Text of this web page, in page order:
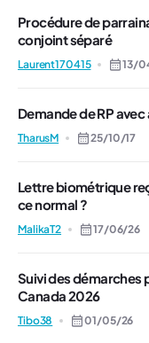
Procédure de
conjoint séparé
Laurent170415 13/
Demande de RP
TharusM 25/10/17
Lettre biométrique
ce normal ?
MalikaT2 17/06/26
Suivi des démarches
Canada 2026
Tibo38 01/05/26